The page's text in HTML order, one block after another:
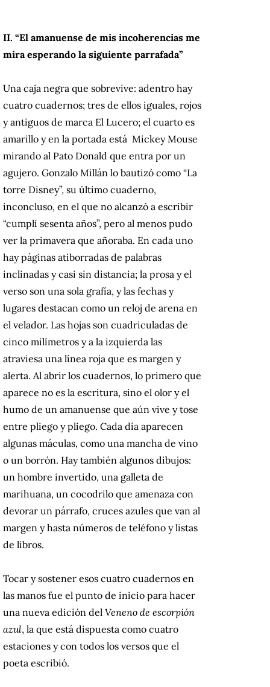
II. “El amanuense de mis incoherencias me
mira esperando la siguiente parrafada”
Una caja negra que sobrevive: adentro hay
cuatro cuadernos; tres de ellos iguales, rojos
y antiguos de marca El Lucero; el cuarto es
amarillo y en la portada está Mickey Mouse
mirando al Pato Donald que entra por un
agujero. Gonzalo Millán lo bautizó como “La
torre Disney”, su último cuaderno,
inconcluso, en el que no alcanzó a escribir
“cumplí sesenta años”, pero al menos pudo
ver la primavera que añoraba. En cada uno
hay páginas atiborradas de palabras
inclinadas y casi sin distancia; la prosa y el
verso son una sola grafía, y las fechas y
lugares destacan como un reloj de arena en
el velador. Las hojas son cuadriculadas de
cinco milímetros y a la izquierda las
atraviesa una línea roja que es margen y
alerta. Al abrir los cuadernos, lo primero que
aparece no es la escritura, sino el olor y el
humo de un amanuense que aún vive y tose
entre pliego y pliego. Cada día aparecen
algunas máculas, como una mancha de vino
o un borrón. Hay también algunos dibujos:
un hombre invertido, una galleta de
marihuana, un cocodrilo que amenaza con
devorar un párrafo, cruces azules que van al
margen y hasta números de teléfono y listas
de libros.
Tocar y sostener esos cuatro cuadernos en
las manos fue el punto de inicio para hacer
una nueva edición del Veneno de escorpión
azul, la que está dispuesta como cuatro
estaciones y con todos los versos que el
poeta escribió.